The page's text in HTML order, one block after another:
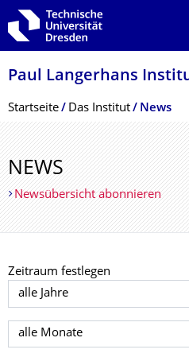
Zur Hauptnavigation springen
Zur Suche springen
Zum Inhalt springen
Paul Langerhans
Breadcrumb-Menü
Startseite Das Institut News
NEWS
Newsübersicht abonnieren
Zeitraum festlegen
Jahr auswählen
Monat auswählen